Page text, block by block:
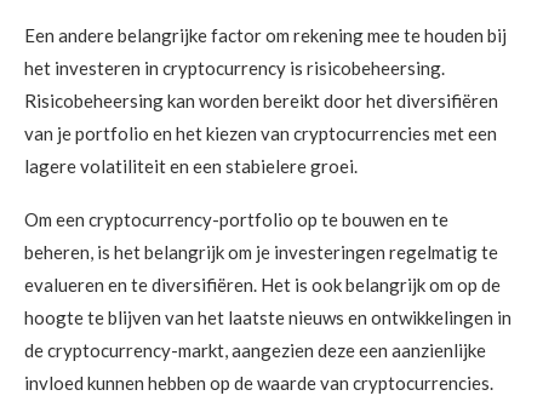
Een andere belangrijke factor om rekening mee te houden bij
het investeren in cryptocurrency is risicobeheersing.
Risicobeheersing kan worden bereikt door het diversifiëren
van je portfolio en het kiezen van cryptocurrencies met een
lagere volatiliteit en een stabielere groei.
Om een cryptocurrency-portfolio op te bouwen en te
beheren, is het belangrijk om je investeringen regelmatig te
evalueren en te diversifiëren. Het is ook belangrijk om op de
hoogte te blijven van het laatste nieuws en ontwikkelingen in
de cryptocurrency-markt, aangezien deze een aanzienlijke
invloed kunnen hebben op de waarde van cryptocurrencies.